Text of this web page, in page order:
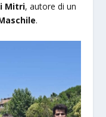
Mitri, autore di un
.